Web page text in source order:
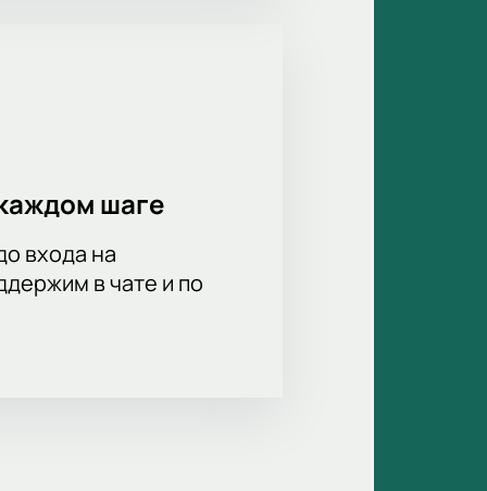
шаге
входа на
в чате и по